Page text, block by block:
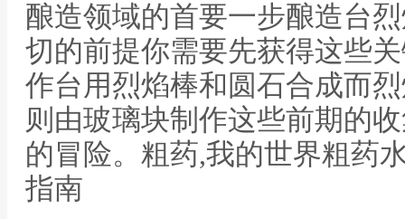
酿造领域的首要一步酿造台
切的前提你需要先获得这些
作台用烈焰棒和圆石合成而
则由玻璃块制作这些前期的
的冒险。粗药,我的世界粗药
指南